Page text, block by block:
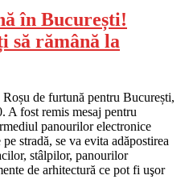
în București!
să rămână la
de furtună pentru București,
A fost remis mesaj pentru
panourilor electronice
stradă, se va evita adăpostirea
stâlpilor, panourilor
de arhitectură ce pot fi uşor